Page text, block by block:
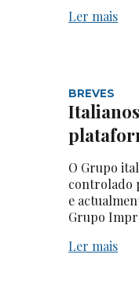
Ler mais
BREVES
O Grupo
controlado
e
Grupo
Ler mais